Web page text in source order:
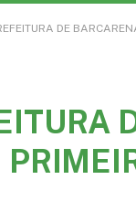
DE